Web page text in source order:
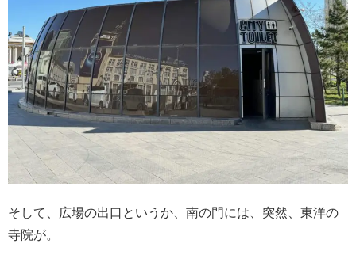
そして、広場の出口というか、南の門には、突然、東洋の
寺院が。